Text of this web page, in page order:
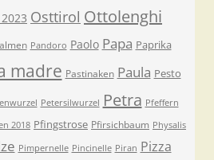
Osttirol Ottolenghi
Pandoro Paolo Papa Paprika
madre Pastinaken Paula Pesto
Petersilwurzel Petra Pfeffern
2018 Pfingstrose Pfirsichbaum Physalis
Pimpernelle Pincinelle Piran Pizza